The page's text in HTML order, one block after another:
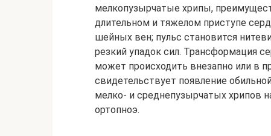
мелкопузырчатые хрипы,
длительном и тяжелом приступе
шейных вен; пульс становится
резкий упадок сил. Трансформация
может происходить внезапно или в
свидетельствует появление
мелко- и среднепузырчатых хрипов
ортопноэ.